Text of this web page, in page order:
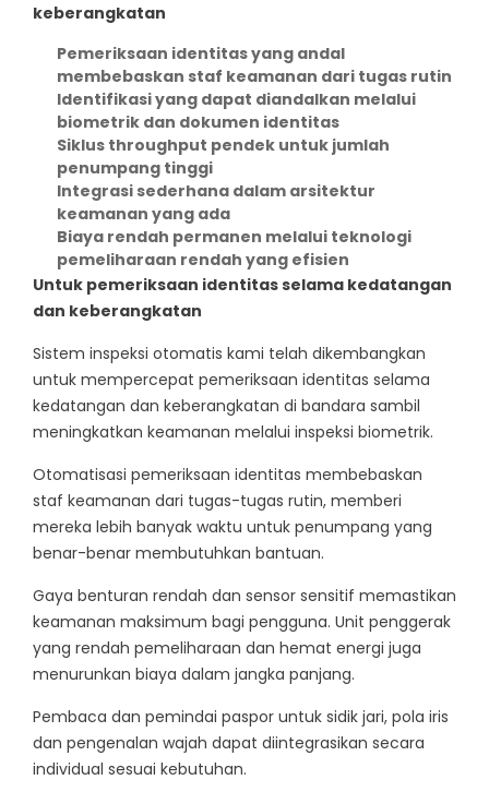
keberangkatan
Pemeriksaan identitas yang andal
membebaskan staf keamanan dari tugas rutin
Identifikasi yang dapat diandalkan melalui
biometrik dan dokumen identitas
Siklus throughput pendek untuk jumlah
penumpang tinggi
Integrasi sederhana dalam arsitektur
keamanan yang ada
Biaya rendah permanen melalui teknologi
pemeliharaan rendah yang efisien
Untuk pemeriksaan identitas selama kedatangan
dan keberangkatan
Sistem inspeksi otomatis kami telah dikembangkan
untuk mempercepat pemeriksaan identitas selama
kedatangan dan keberangkatan di bandara sambil
meningkatkan keamanan melalui inspeksi biometrik.
Otomatisasi pemeriksaan identitas membebaskan
staf keamanan dari tugas-tugas rutin, memberi
mereka lebih banyak waktu untuk penumpang yang
benar-benar membutuhkan bantuan.
Gaya benturan rendah dan sensor sensitif memastikan
keamanan maksimum bagi pengguna. Unit penggerak
yang rendah pemeliharaan dan hemat energi juga
menurunkan biaya dalam jangka panjang.
Pembaca dan pemindai paspor untuk sidik jari, pola iris
dan pengenalan wajah dapat diintegrasikan secara
individual sesuai kebutuhan.